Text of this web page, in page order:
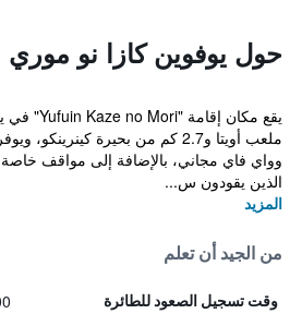
حول يوفوين كازا نو موري
ملعب أويتا و2.7 كم من بحيرة
وواي فاي مجاني، بالإضافة إلى مواقف
الذين يقودون س...
المزيد
من الجيد أن تعلم
وقت تسجيل الصعود للطائرة